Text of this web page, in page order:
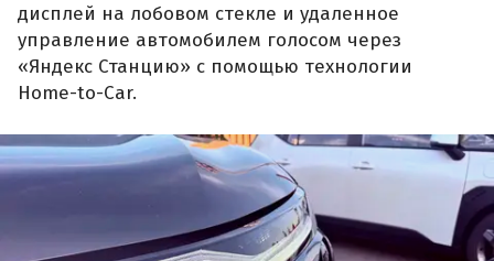
дисплей на лобовом стекле и удаленное
управление автомобилем голосом через
«Яндекс Станцию» с помощью технологии
Home-to-Car.